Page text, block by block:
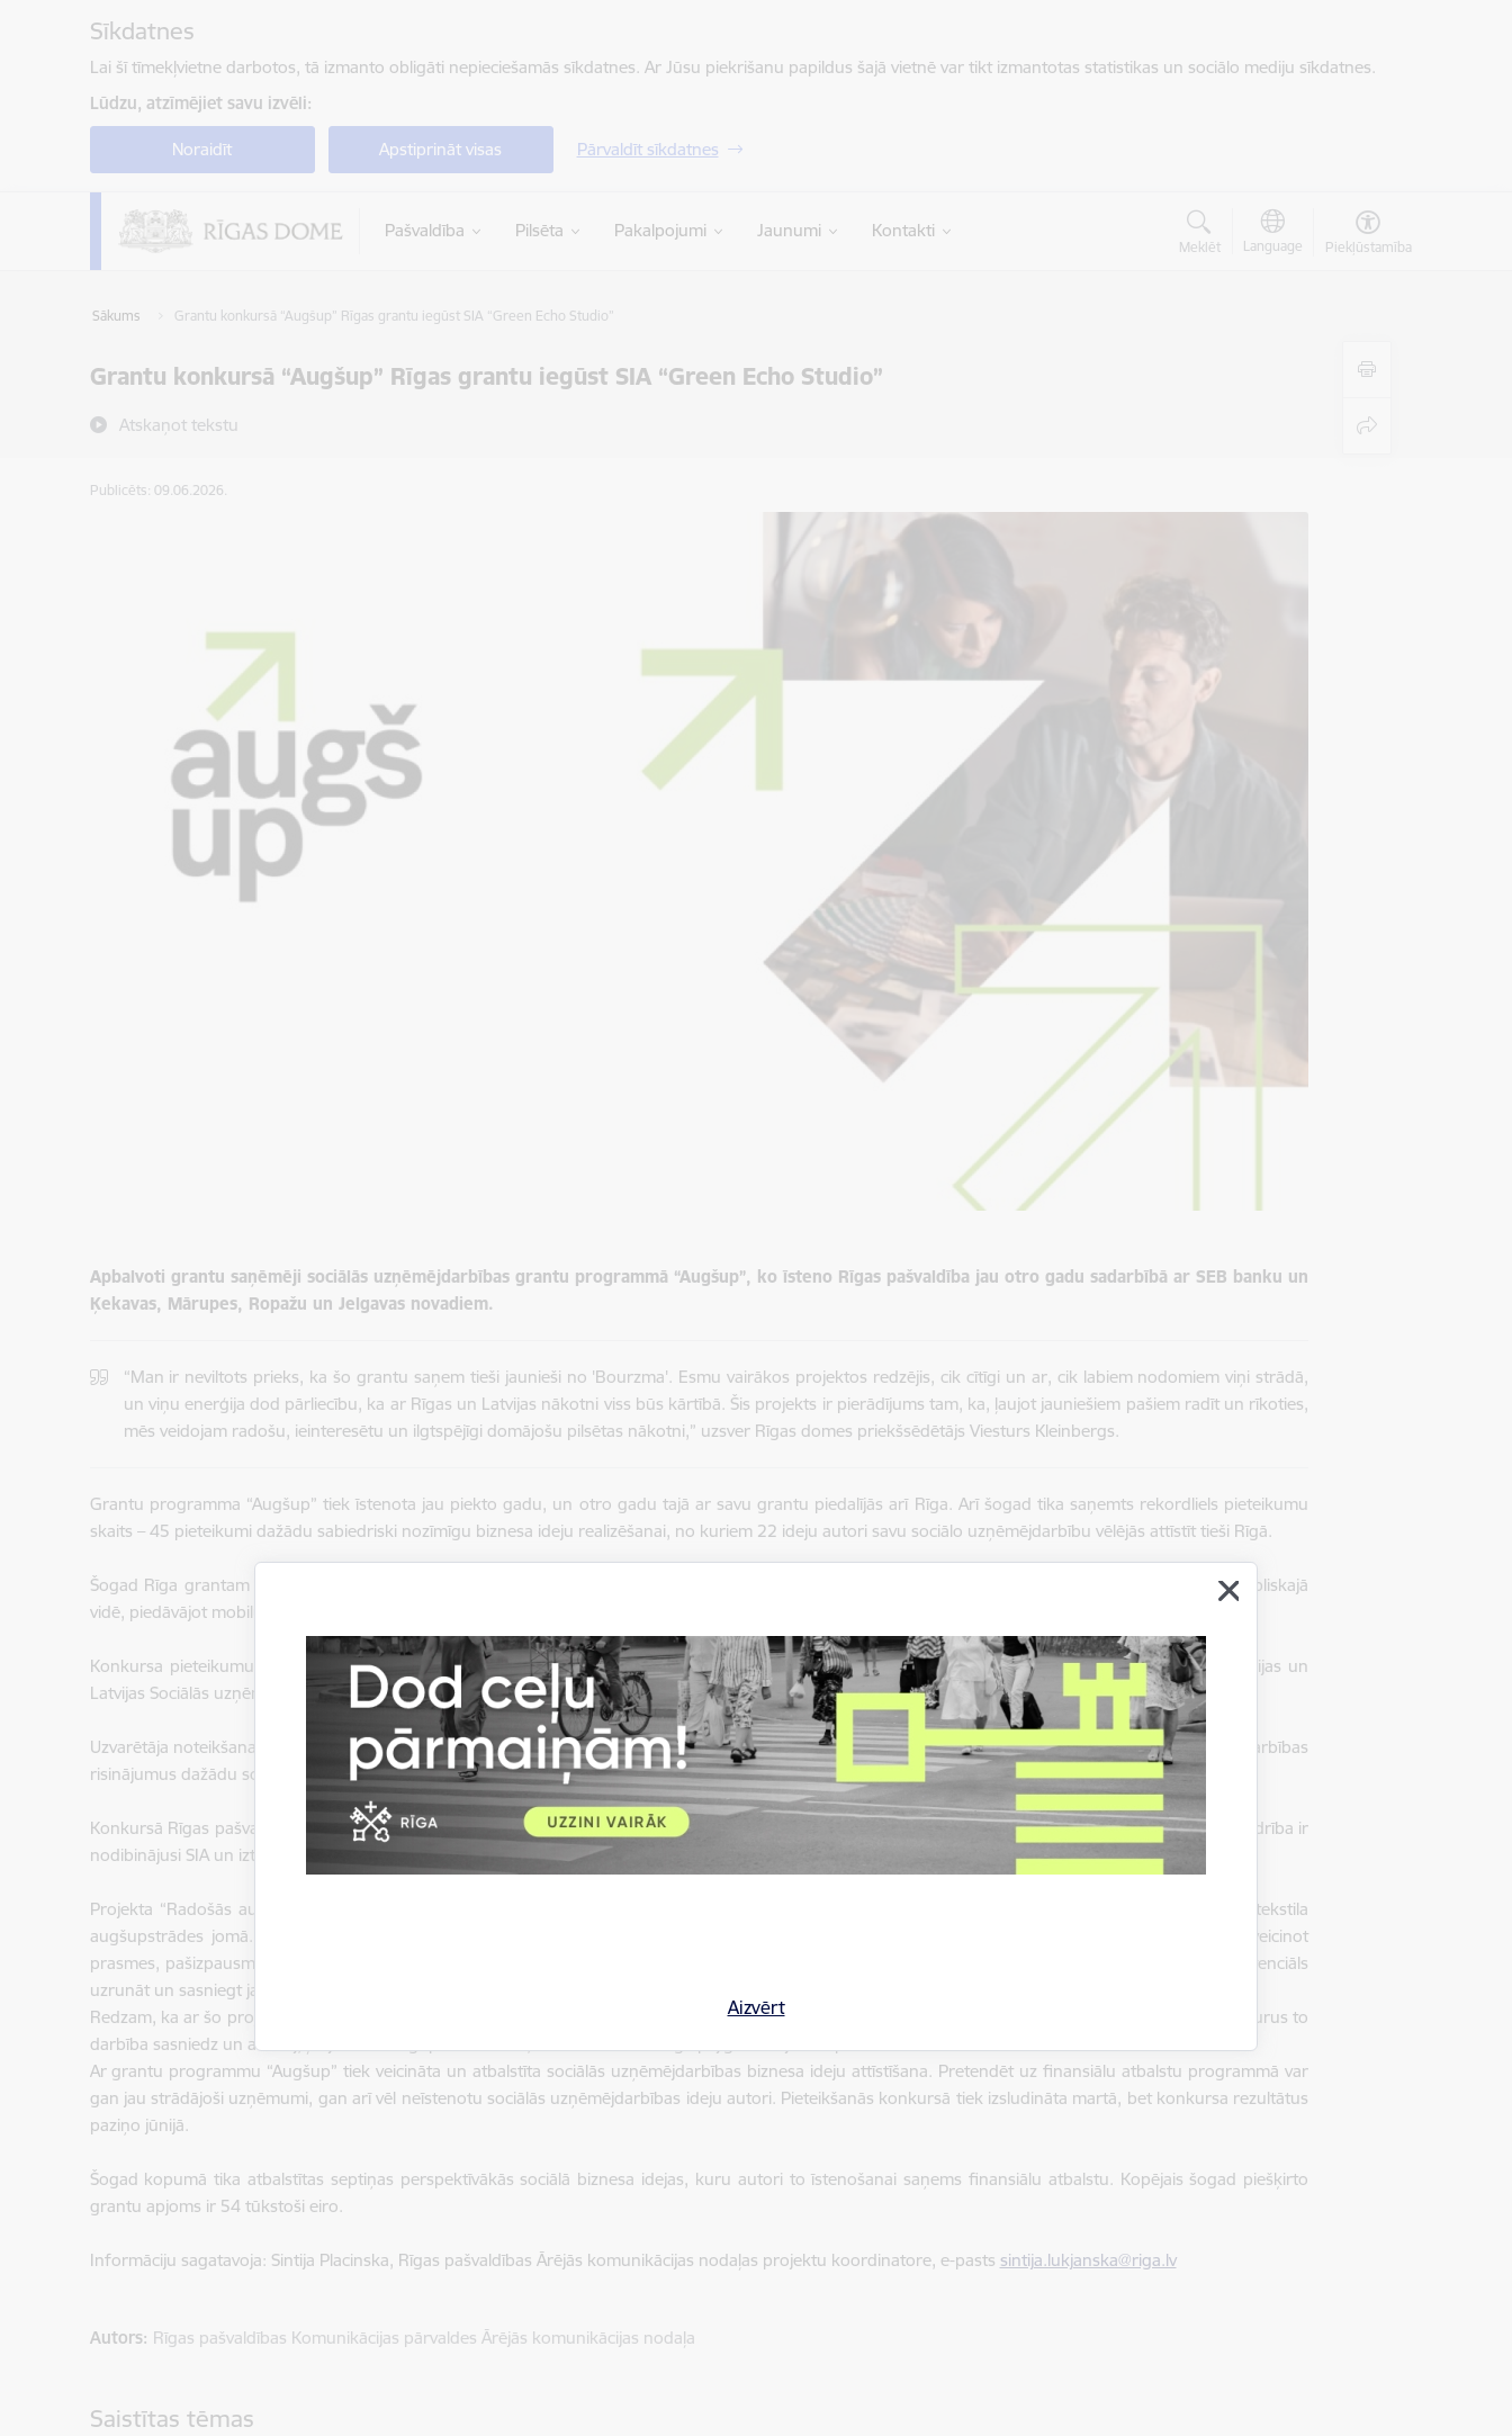
Sīkdatnes
Lai šī tīmekļvietne darbotos, tā izmanto obligāti nepieciešamās sīkdatnes. Ar Jūsu piekrišanu papildus šajā vietnē var tikt izmantotas statistikas un sociālo mediju sīkdatnes.
Lūdzu, atzīmējiet savu izvēli:
Noraidīt Apstiprināt visas Pārvaldīt sīkdatnes
Pašvaldība Pilsēta Pakalpojumi Jaunumi Kontakti
Meklēt Language Piekļūstamība
Sākums Grantu konkursā “Augšup” Rīgas grantu iegūst SIA “Green Echo Studio”
Grantu konkursā “Augšup” Rīgas grantu iegūst SIA “Green Echo Studio”
Atskaņot tekstu
Aizvērt
Publicēts: 09.06.2026.
Apbalvoti grantu saņēmēji sociālās uzņēmējdarbības grantu programmā “Augšup”, ko īsteno Rīgas pašvaldība jau otro gadu sadarbībā ar SEB banku un
Ķekavas, Mārupes, Ropažu un Jelgavas novadiem.
“Man ir neviltots prieks, ka šo grantu saņem tieši jaunieši no 'Bourzma'. Esmu vairākos projektos redzējis, cik cītīgi un ar, cik labiem nodomiem viņi strādā,
un viņu enerģija dod pārliecību, ka ar Rīgas un Latvijas nākotni viss būs kārtībā. Šis projekts ir pierādījums tam, ka, ļaujot jauniešiem pašiem radīt un rīkoties,
mēs veidojam radošu, ieinteresētu un ilgtspējīgi domājošu pilsētas nākotni,” uzsver Rīgas domes priekšsēdētājs Viesturs Kleinbergs.
Grantu programma “Augšup” tiek īstenota jau piekto gadu, un otro gadu tajā ar savu grantu piedalījās arī Rīga. Arī šogad tika saņemts rekordliels pieteikumu
skaits – 45 pieteikumi dažādu sabiedriski nozīmīgu biznesa ideju realizēšanai, no kuriem 22 ideju autori savu sociālo uzņēmējdarbību vēlējās attīstīt tieši Rīgā.
Šogad Rīga grantam aicināja pieteikt tās idejas, kuru mērķis un tēma - “No klaiņošanas – uz iesaisti” ir mazināt jauniešu neproduktīvu uzturēšanos publiskajā
vidē, piedāvājot mobilus un vietbāzētus sociālās uzņēmējdarbības pakalpojumus, kas veicina iesaisti pievilcīgās, drošās un regulārās aktivitātēs.
Konkursa pieteikumus 3 kārtās vērtēja žūrija, kas sastāvēja no pašvaldību, AS “SEB Banka”, Latvijas investīciju attīstības aģentūras, Labklājības ministrijas un
Latvijas Sociālās uzņēmējdarbības asociācijas pārstāvjiem.
Uzvarētāja noteikšana nebija viegls uzdevums. Projektu iesniedzēji izcēlās gan ar ideju daudzveidību, gan augstu kvalitāti, piedāvājot inovatīvus uzņēmējdarbības
risinājumus dažādu sociālo izaicinājumu mazināšanai.
Konkursā Rīgas pašvaldības grantu iegūst SIA “Green Echo Studio”, kas ir radošas ilgtspējības platformas - Bourzma solis sociālajā uzņēmējdarbībā - biedrība ir
nodibinājusi SIA un izteikusi velmi iegūt arī sociālā uzņēmuma statusu, lai turpinātu savu darbību jau kā sociālais uzņēmums.
Projekta “Radošās augšupstrādes darbnīca” pamatā ir pašu jauniešu iniciatīva, kas veicina ilgtspējību un radošumu, piedāvājot praktiskas darbnīcas tekstila
augšupstrādes jomā. Darbnīcas piedāvā regulāru, pieejamu un praktisku iesaisti apģērba pārstrādē, kur jaunieši aktīvi rada, nevis pasīvi piedalās, veicinot
prasmes, pašizpausmi un ilgtspējīgu domāšanu. Darbnīcas pierādījušas savu aktualitāti jau radošas ilgtspējības platformas - Bourzma ietvarā, tām ir potenciāls
uzrunāt un sasniegt jauniešus, lai motivētu tos produktīvām nodarbēm.
Redzam, ka ar šo projektu atbalstam jauniešus visādos līmeņos – kā pašus iniciatīvas autorus, ļaujot tiem aug un attīstīt savu piedāvājumu, tā jauniešus, kurus to
darbība sasniedz un aizrauj, ļaujot tiem augt par radošām, ieinteresētām un ilgtspējīgi domājošām personībām.
Ar grantu programmu “Augšup” tiek veicināta un atbalstīta sociālās uzņēmējdarbības biznesa ideju attīstīšana. Pretendēt uz finansiālu atbalstu programmā var
gan jau strādājoši uzņēmumi, gan arī vēl neīstenotu sociālās uzņēmējdarbības ideju autori. Pieteikšanās konkursā tiek izsludināta martā, bet konkursa rezultātus
paziņo jūnijā.
Šogad kopumā tika atbalstītas septiņas perspektīvākās sociālā biznesa idejas, kuru autori to īstenošanai saņems finansiālu atbalstu. Kopējais šogad piešķirto
grantu apjoms ir 54 tūkstoši eiro.
Informāciju sagatavoja: Sintija Placinska, Rīgas pašvaldības Ārējās komunikācijas nodaļas projektu koordinatore, e-pasts sintija.lukjanska@riga.lv
Autors: Rīgas pašvaldības Komunikācijas pārvaldes Ārējās komunikācijas nodaļa
Saistītas tēmas